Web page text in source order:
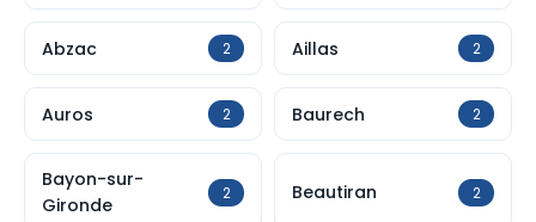
Abzac 2 Aillas 2
Auros 2 Baurech 2
Bayon-sur-
Gironde
2 Beautiran 2